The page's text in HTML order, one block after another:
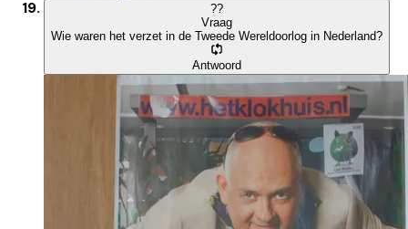
??
Vraag
Wie waren het verzet in de Tweede Wereldoorlog in Nederland?
Antwoord